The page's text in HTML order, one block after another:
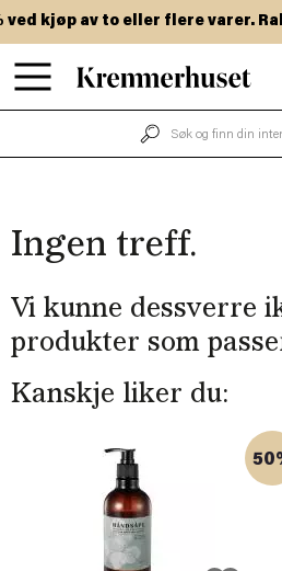
Hopp
til
hovedinnhold
kjøp av to eller flere varer.
Ingen treff.
Vi kunne dessverre
produkter som
Kanskje liker du: